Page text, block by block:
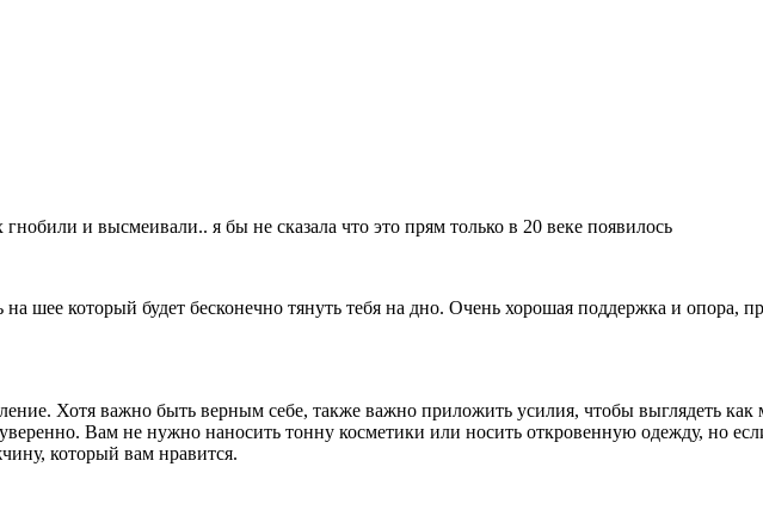
и высмеивали.. я бы не сказала что это прям только в 20 веке появилось
на шее который будет бесконечно тянуть тебя на дно. Очень хорошая поддержка и
Хотя важно быть верным себе, также важно приложить усилия, чтобы выглядеть
уверенно. Вам не нужно наносить тонну косметики или носить откровенную одежду, но
который вам нравится.